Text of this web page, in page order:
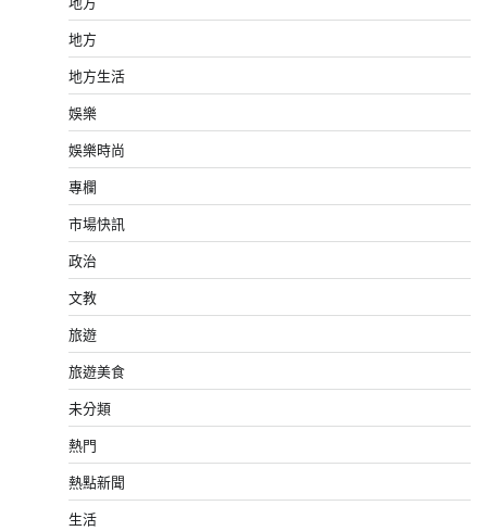
地方
地方生活
娛樂
娛樂時尚
專欄
市場快訊
政治
文教
旅遊
旅遊美食
未分類
熱門
熱點新聞
生活